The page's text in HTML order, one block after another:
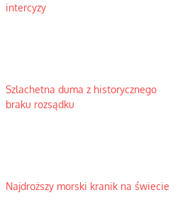
intercyzy
Szlachetna duma z historycznego
braku rozsądku
Najdroższy morski kranik na świecie